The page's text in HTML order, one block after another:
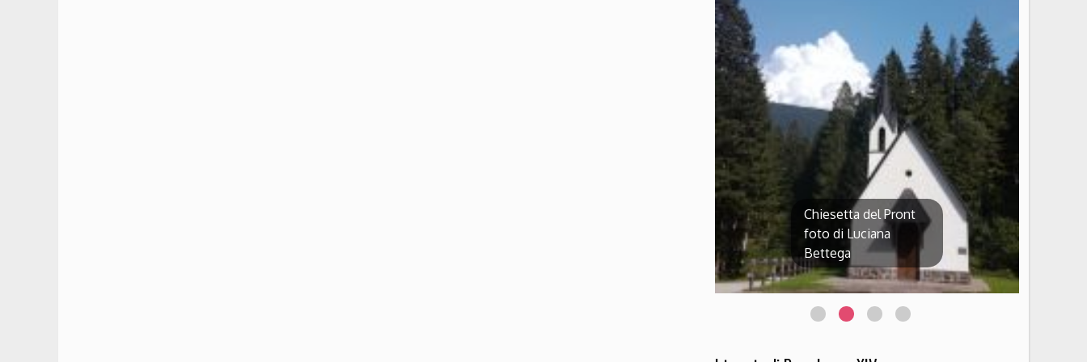
Chiesetta del Pront
foto di Luciana
Bettega